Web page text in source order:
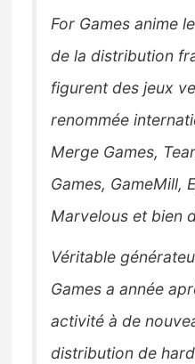
For Games anime
de la distribution
figurent des jeux
renommée
Merge Games,
Games, GameMill,
Marvelous et bien
Véritable
Games a année
activité à de
distribution de